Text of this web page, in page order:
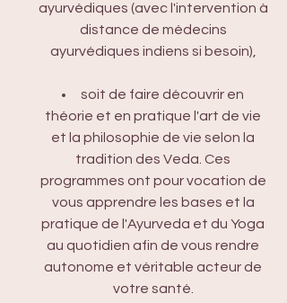
ayurvédiques (avec l'intervention à
distance de médecins
ayurvédiques indiens si besoin),
soit de faire découvrir en
théorie et en pratique l'art de vie
et la philosophie de vie selon la
tradition des Veda. Ces
programmes ont pour vocation de
vous apprendre les bases et la
pratique de l'Ayurveda et du Yoga
au quotidien afin de vous rendre
autonome et véritable acteur de
votre santé.